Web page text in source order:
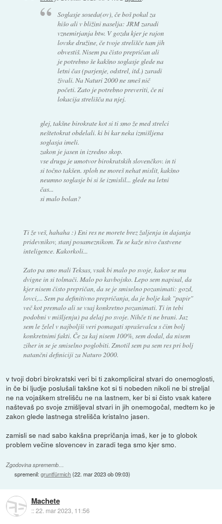
Soglasje soseda(ov), če boš pokal za
hišo ali v bližini naselja: JRM zaradi
vznemirjanja btw. V gozdu kjer je rajon
lovske družine, če tvoje strelišče tam jih
obvestiš. Nisem pa čisto prepričan ali
je potrebno še kakšno soglasje glede na
letni čas (parjenje, odstrel, itd.) zaradi
živali. Na Naturi 2000 ne smeš nič
početi. Zato je potrebno preveriti, če ni
lokacija strelišča na njej.
glej, takšne birokrate kot si ti smo že med strelci
neštetokrat obdelali. ki bi kar neka izmišljena
soglasja imeli.
zakon je jasen in izredno skop.
vse druga je umotvor birokratskih slovenčkov. in ti
si točno takšen. sploh ne moreš nehat mislit, kakšno
neumno soglasje bi si še izmislil... glede na letni
čas...
si malo bolan?
Ti že veš, hahaha :) Eni res ne morete brez žaljenja in dajanja
pridevnikov, stanj posameznikom. Tu se kaže nivo čustvene
inteligence. Kakorkoli...
Zato pa smo mali Teksas, vsak bi malo po svoje, kakor se mu
dvigne in si tolmači. Malo po kavbojsko. Lepo sem napisal, da
kjer nisem čisto prepričan, da se je smiselno pozanimati: gozd,
lovci,... Sem pa definitivno prepričanja, da je bolje kak "papir"
več kot premalo ali se vsaj konkretno pozanimati. Ti in tebi
podobni v mišljenju) pa delaj po svoje. Nihče ti ne brani. Jaz
sem le želel v najboljši veri pomagati spraševalcu s čim bolj
konkretnimi fakti. Če za kaj nisem 100%, sem dodal, da nisem
ziher in se je smiselno poglobiti. Zmotil sem pa sem res pri bolj
natančni definiciji za Naturo 2000.
v tvoji dobri birokratski veri bi ti zakompliciral stvari do onemoglosti,
in če bi ljudje poslušali takšne kot si ti nobeden nikoli ne bi streljal
ne na vojaškem strelišču ne na lastnem, ker bi si čisto vsak katere
naštevaš po svoje zmišljeval stvari in jih onemogočal, medtem ko je
zakon glede lastnega strelišča kristalno jasen.
zamisli se nad sabo kakšna prepričanja imaš, ker je to globok
problem večine slovencev in zaradi tega smo kjer smo.
Zgodovina sprememb…
spremenil:gruntfürmich(22. mar 2023 ob 09:03)
Machete
::22. mar 2023, 11:56